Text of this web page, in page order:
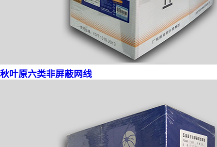
秋叶原六类非屏蔽网线